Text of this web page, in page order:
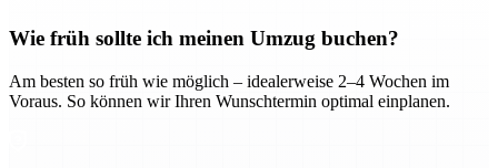
Wie früh sollte ich meinen Umzug buchen?
Am besten so früh wie möglich – idealerweise 2–4 Wochen im
Voraus. So können wir Ihren Wunschtermin optimal einplanen.